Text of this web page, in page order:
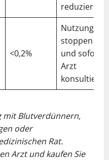
reduzieren
<0,2%
Nutzung
stoppen
und sofort
Arzt
konsultieren
mit Blutverdünnern,
oder
Rat.
Arzt und kaufen Sie